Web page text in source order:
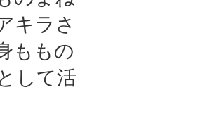
キラさ
ももの
して活